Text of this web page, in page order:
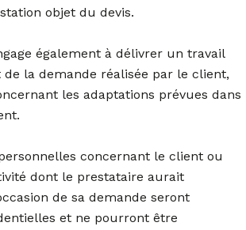
objet du devis.
également à délivrer un travail
de la demande réalisée par le client,
les adaptations prévues dans
concernant le client ou
dont le prestataire aurait
de sa demande seront
et ne pourront être